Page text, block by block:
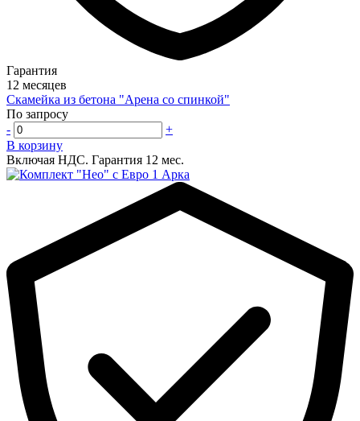
Гарантия
12 месяцев
Скамейка из бетона "Арена со спинкой"
По запросу
-
+
В корзину
Включая НДС. Гарантия 12 мес.